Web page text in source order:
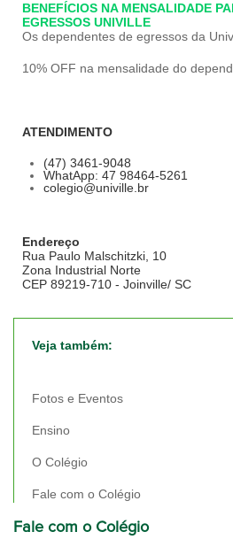
BENEFÍCIOS NA MENSALIDADE
EGRESSOS UNIVILLE
Os dependentes de egressos da
10% OFF na mensalidade do
ATENDIMENTO
(47) 3461-9048
WhatApp: 47 98464-5261
colegio@univille.br
Endereço
Rua Paulo Malschitzki, 10
Zona Industrial Norte
CEP 89219-710 - Joinville/ SC
Veja também:
Fotos e Eventos
Ensino
O Colégio
Fale com o Colégio
Fale com o Colégio